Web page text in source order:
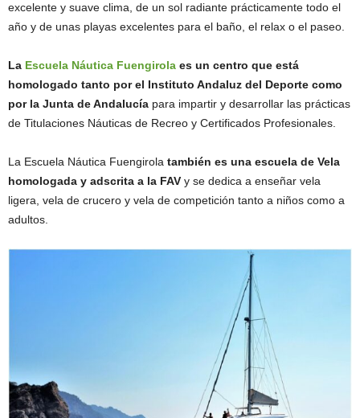
excelente y suave clima, de un sol radiante prácticamente todo el
año y de unas playas excelentes para el baño, el relax o el paseo.
La Escuela Náutica Fuengirola es un centro que está
homologado tanto por el Instituto Andaluz del Deporte como
por la Junta de Andalucía para impartir y desarrollar las prácticas
de Titulaciones Náuticas de Recreo y Certificados Profesionales.
La Escuela Náutica Fuengirola también es una escuela de Vela
homologada y adscrita a la FAV y se dedica a enseñar vela
ligera, vela de crucero y vela de competición tanto a niños como a
adultos.